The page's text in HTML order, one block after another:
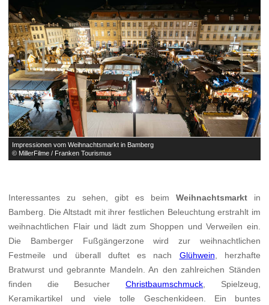
Impressionen vom Weihnachtsmarkt in Bamberg
© MillerFilme / Franken Tourismus
 
Interessantes zu sehen, gibt es beim Weihnachtsmarktin
Bamberg. Die Altstadt mit ihrer festlichen Beleuchtung erstrahlt im
weihnachtlichen Flair und lädt zum Shoppen und Verweilen ein.
Die Bamberger Fußgängerzone wird zur weihnachtlichen
Festmeile und überall duftet es nach Glühwein , herzhafte
Bratwurst und gebrannte Mandeln. An den zahlreichen Ständen
finden die BesucherChristbaumschmuck , Spielzeug,
Keramikartikel und viele tolle Geschenkideen. Ein buntes